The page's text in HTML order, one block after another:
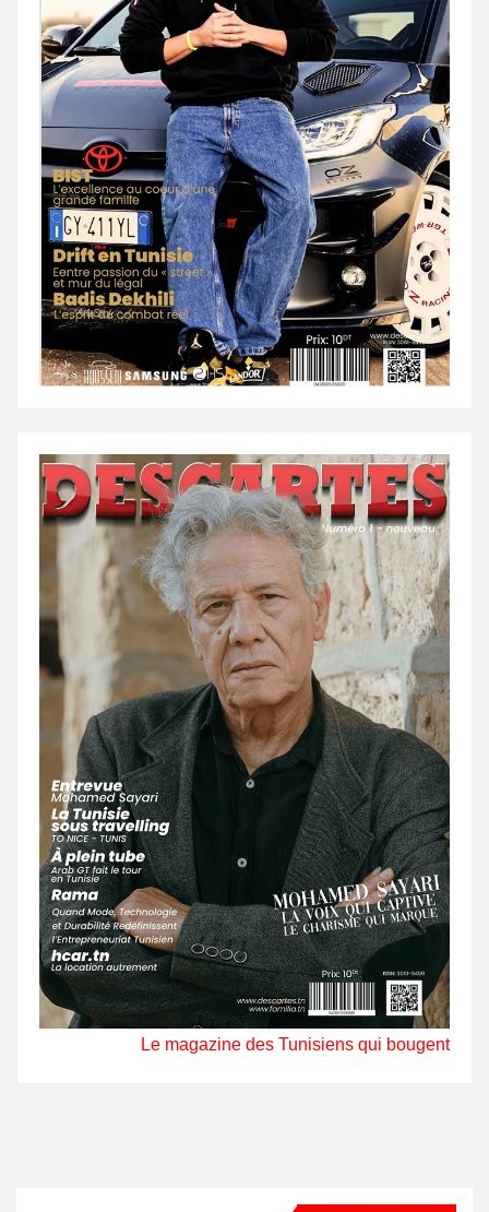
Le magazine des Tunisiens qui bougent